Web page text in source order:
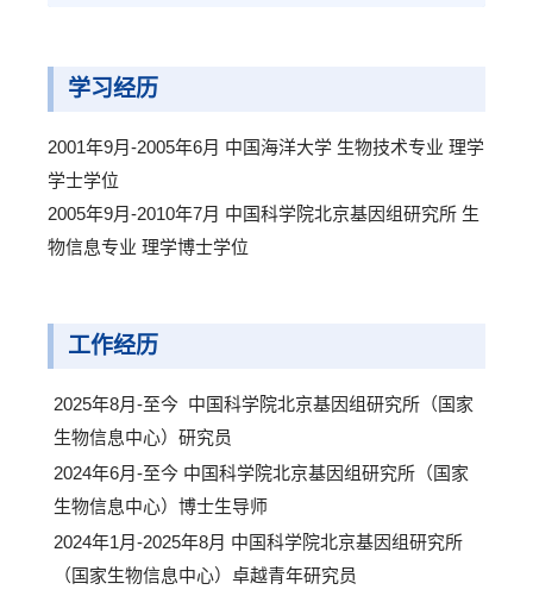
学习经历
2001年9月-2005年6月 中国海洋大学 生物技术专业 理学
学士学位
2005年9月-2010年7月 中国科学院北京基因组研究所 生
物信息专业 理学博士学位
工作经历
2025年8月-至今 中国科学院北京基因组研究所（国家
生物信息中心）研究员
2024年6月-至今 中国科学院北京基因组研究所（国家
生物信息中心）博士生导师
2024年1月-2025年8月 中国科学院北京基因组研究所
（国家生物信息中心）卓越青年研究员